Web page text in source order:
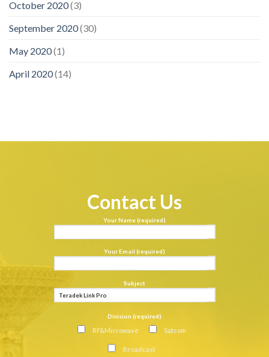
October 2020(3)
September 2020(30)
May 2020(1)
April 2020(14)
Contact Us
Your Name (required)
Your Email (required)
Subject
Division (required)
RF&Microwave Satcom
Broadcast